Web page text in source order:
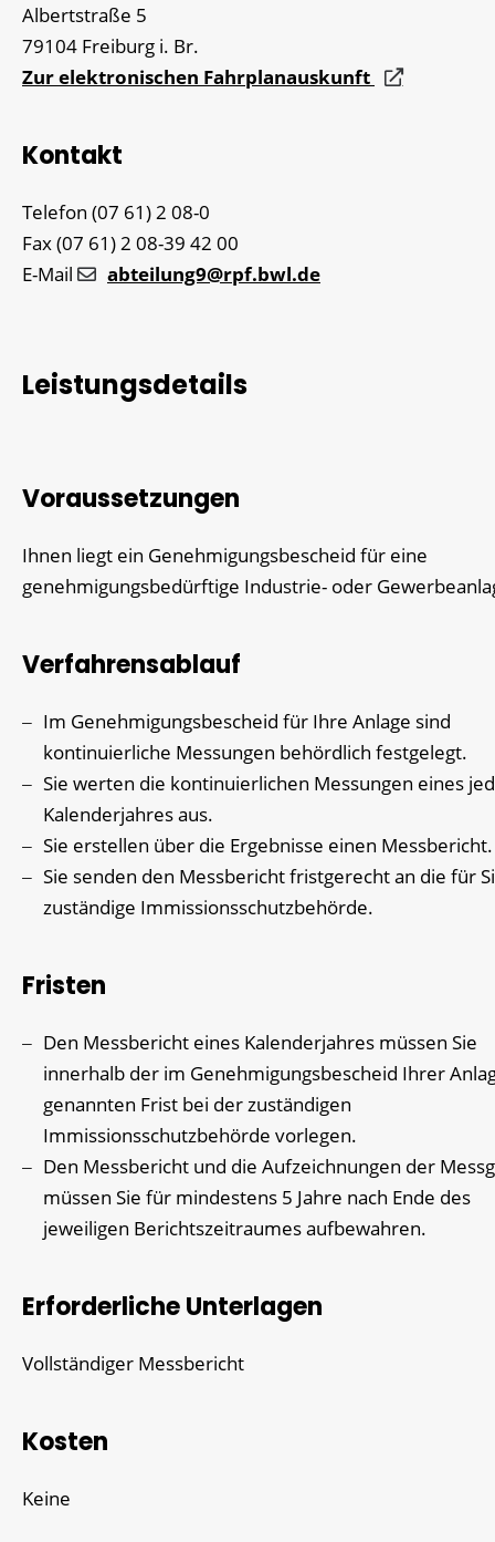
Albertstraße 5
79104 Freiburg i. Br.
Zur elektronischen Fahrplanauskunft
Kontakt
Telefon (07 61) 2 08-0
Fax(07 61) 2 08-39 42 00
E-Mail
abteilung9@rpf.bwl.de
Leistungsdetails
Voraussetzungen
Ihnen liegt ein Genehmigungsbescheid für eine
genehmigungsbedürftige Industrie- oder
Verfahrensablauf
Im Genehmigungsbescheid für Ihre Anlage sind
kontinuierliche Messungen behördlich festgelegt.
Sie werten die kontinuierlichen Messungen eines
Kalenderjahres aus.
Sie erstellen über die Ergebnisse einen Messbericht.
Sie senden den Messbericht fristgerecht an die für
zuständige Immissionsschutzbehörde.
Fristen
Den Messbericht eines Kalenderjahres müssen Sie
innerhalb der im Genehmigungsbescheid Ihrer
genannten Frist bei der zuständigen
Immissionsschutzbehörde vorlegen.
Den Messbericht und die Aufzeichnungen der
müssen Sie für mindestens 5 Jahre nach Ende des
jeweiligen Berichtszeitraumes aufbewahren.
Erforderliche Unterlagen
Vollständiger Messbericht
Kosten
Keine